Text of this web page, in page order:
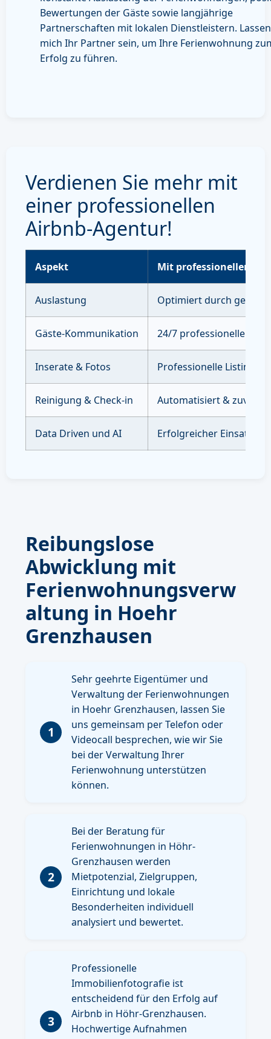
Bewertungen der Gäste sowie langjährige
Partnerschaften mit lokalen Dienstleistern.
mich Ihr Partner sein, um Ihre Ferienwohnung
Erfolg zu führen.
Verdienen Sie mehr mit
einer professionellen
Airbnb-Agentur!
Aspekt Mit professioneller
Auslastung Optimiert durch
Gäste-Kommunikation 24/7 professioneller
Inserate & Fotos Professionelle Listings
Reinigung & Check-in Automatisiert &
Data Driven und AI Erfolgreicher Einsatz
Reibungslose
Abwicklung mit
Ferienwohnungsverw
altung in Hoehr
Grenzhausen
1
Sehr geehrte Eigentümer und
Verwaltung der Ferienwohnungen
in Hoehr Grenzhausen, lassen Sie
uns gemeinsam per Telefon oder
Videocall besprechen, wie wir Sie
bei der Verwaltung Ihrer
Ferienwohnung unterstützen
können.
2
Bei der Beratung für
Ferienwohnungen in Höhr-
Grenzhausen werden
Mietpotenzial, Zielgruppen,
Einrichtung und lokale
Besonderheiten individuell
analysiert und bewertet.
3
Professionelle
Immobilienfotografie ist
entscheidend für den Erfolg auf
Airbnb in Höhr-Grenzhausen.
Hochwertige Aufnahmen